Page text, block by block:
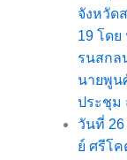
จังหวัด
19 โด
รนสกล
นายพูน
ประชุม
วันที่ 26
ย์ ศรีโ